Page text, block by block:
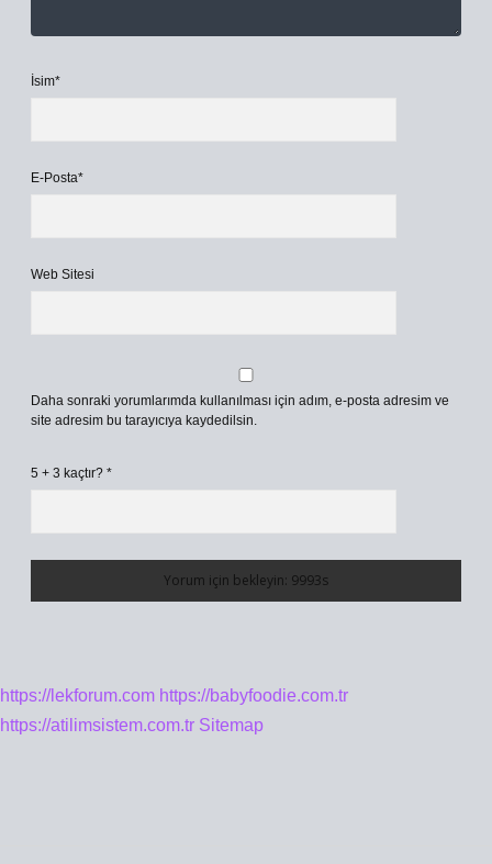
İsim*
E-Posta*
Web Sitesi
Daha sonraki yorumlarımda kullanılması için adım, e-posta adresim ve
site adresim bu tarayıcıya kaydedilsin.
5 + 3 kaçtır? *
https://lekforum.com https://babyfoodie.com.tr
https://atilimsistem.com.tr Sitemap